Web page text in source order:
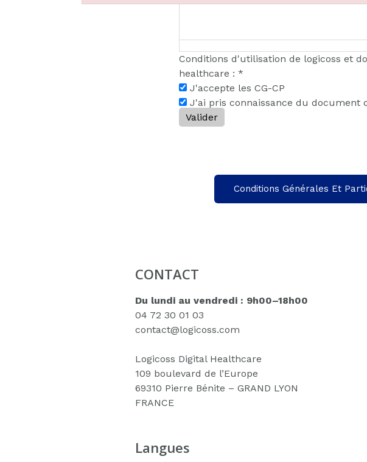
Conditions d'utilisation de logicoss et
healthcare : *
J'accepte les CG-CP
J'ai pris connaissance du document
Valider
Conditions Générales Et
CONTACT
Du lundi au vendredi : 9h00–18h00
04 72 30 01 03
contact@logicoss.com
Logicoss Digital Healthcare
109 boulevard de l’Europe
69310 Pierre Bénite – GRAND LYON
FRANCE
Langues
Failed to initialize plugin: wplink